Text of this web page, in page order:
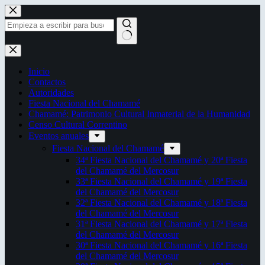
Saltar
al
contenido
Sin
resultados
Inicio
Contactos
Autoridades
Fiesta Nacional del Chamamé
Chamamé: Patrimonio Cultural Inmaterial de la Humanidad
Censo Cultural Correntino
Eventos anuales
Fiesta Nacional del Chamamé
34ª Fiesta Nacional del Chamamé y 20ª Fiesta
del Chamamé del Mercosur
33ª Fiesta Nacional del Chamamé y 19ª Fiesta
del Chamamé del Mercosur
32ª Fiesta Nacional del Chamamé y 18ª Fiesta
del Chamamé del Mercosur
31ª Fiesta Nacional del Chamamé y 17ª Fiesta
del Chamamé del Mercosur
30ª Fiesta Nacional del Chamamé y 16ª Fiesta
del Chamamé del Mercosur